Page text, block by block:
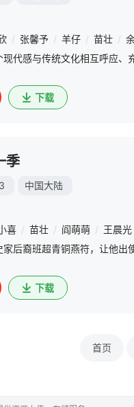
/ 张馨予 / 羊仔 / 苗壮 / 余
下载
季
中国大陆
喜 / 苗壮 / 阎萌萌 / 王晨光
下载
首页